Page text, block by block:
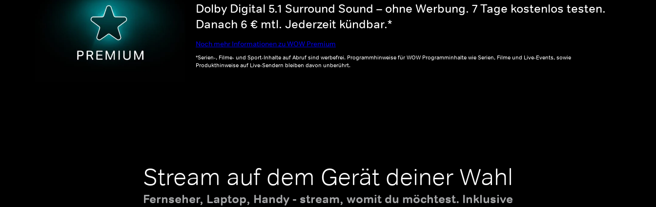
Dolby Digital 5.1 Surround Sound – ohne Werbung. 7 Tage kostenlos testen.
Danach 6 € mtl. Jederzeit kündbar.*
Noch mehr Informationen zu WOW Premium
*Serien-, Filme- und Sport-Inhalte auf Abruf sind werbefrei. Programmhinweise für WOW Programminhalte wie Serien, Filme und Live-Events, sowie
Produkthinweise auf Live-Sendern bleiben davon unberührt.
Stream auf dem Gerät deiner Wahl
Fernseher, Laptop, Handy - stream, womit du möchtest. Inklusive